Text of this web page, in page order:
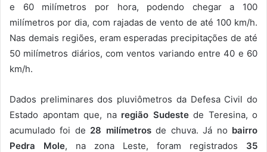
e 60 milímetros por hora, podendo chegar a 100
milímetros por dia, com rajadas de vento de até 100 km/h.
Nas demais regiões, eram esperadas precipitações de até
50 milímetros diários, com ventos variando entre 40 e 60
km/h.
Dados preliminares dos pluviômetros da Defesa Civil do
Estado apontam que, na região Sudestede Teresina, o
acumulado foi de 28 milímetrosde chuva. Já no bairro
Pedra Mole, na zona Leste, foram registrados 35